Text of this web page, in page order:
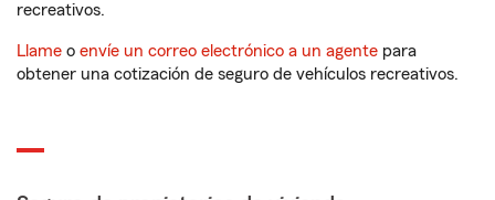
recreativos.
Llame o envíe un correo electrónico a un agente para
obtener una cotización de seguro de vehículos recreativos.